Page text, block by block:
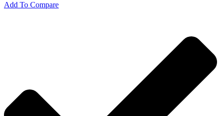
Add To Compare